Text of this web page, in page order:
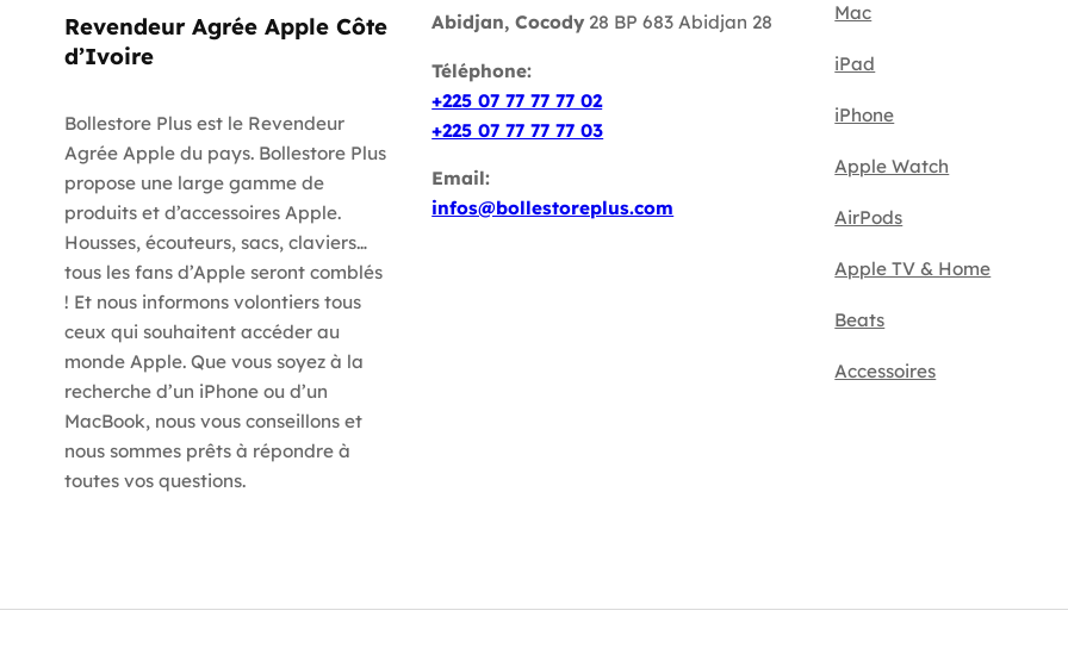
Revendeur Agrée Apple Côte
d’Ivoire
Bollestore Plus est le Revendeur
Agrée Apple du pays. Bollestore Plus
propose une large gamme de
produits et d’accessoires Apple.
Housses, écouteurs, sacs, claviers…
tous les fans d’Apple seront comblés
! Et nous informons volontiers tous
ceux qui souhaitent accéder au
monde Apple. Que vous soyez à la
recherche d’un iPhone ou d’un
MacBook, nous vous conseillons et
nous sommes prêts à répondre à
toutes vos questions.
Abidjan, Cocody 28 BP 683 Abidjan 28
Téléphone:
+225 07 77 77 77 02
+225 07 77 77 77 03
Email:
infos@bollestoreplus.com
Mac
iPad
iPhone
Apple Watch
AirPods
Apple TV & Home
Beats
Accessoires